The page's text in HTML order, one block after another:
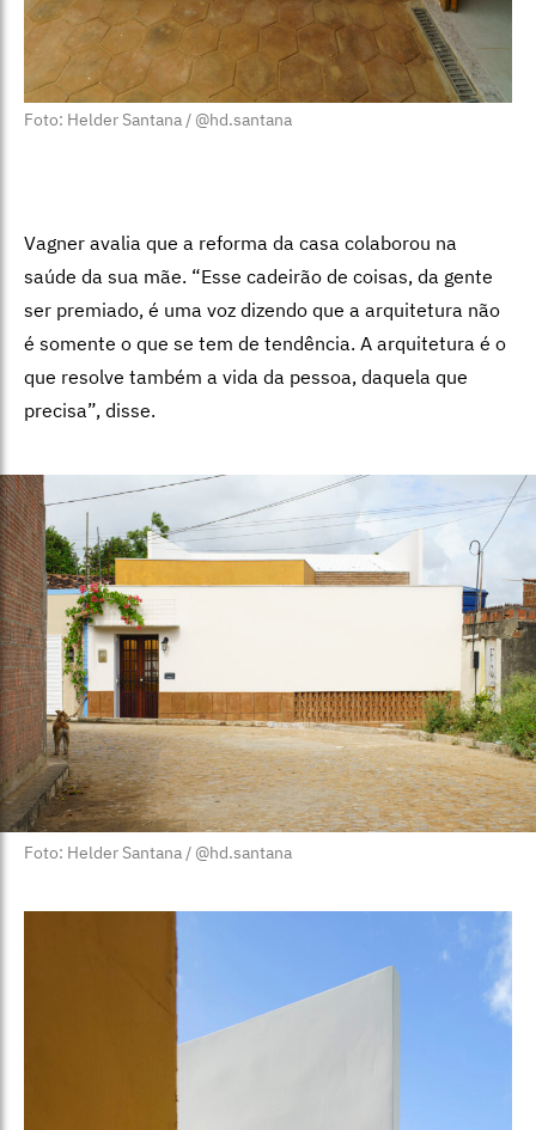
Foto: Helder Santana / @hd.santana
Vagner avalia que a reforma da casa colaborou na
saúde da sua mãe. “Esse cadeirão de coisas, da gente
ser premiado, é uma voz dizendo que a arquitetura não
é somente o que se tem de tendência. A arquitetura é o
que resolve também a vida da pessoa, daquela que
precisa”, disse.
Foto: Helder Santana / @hd.santana